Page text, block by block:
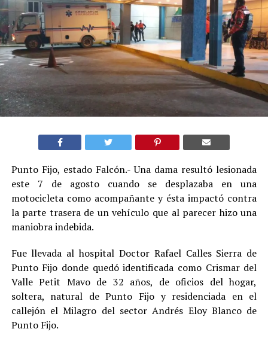
Punto Fijo, estado Falcón.- Una dama resultó lesionada
este 7 de agosto cuando se desplazaba en una
motocicleta como acompañante y ésta impactó contra
la parte trasera de un vehículo que al parecer hizo una
maniobra indebida.
Fue llevada al hospital Doctor Rafael Calles Sierra de
Punto Fijo donde quedó identificada como Crismar del
Valle Petit Mavo de 32 años, de oficios del hogar,
soltera, natural de Punto Fijo y residenciada en el
callejón el Milagro del sector Andrés Eloy Blanco de
Punto Fijo.